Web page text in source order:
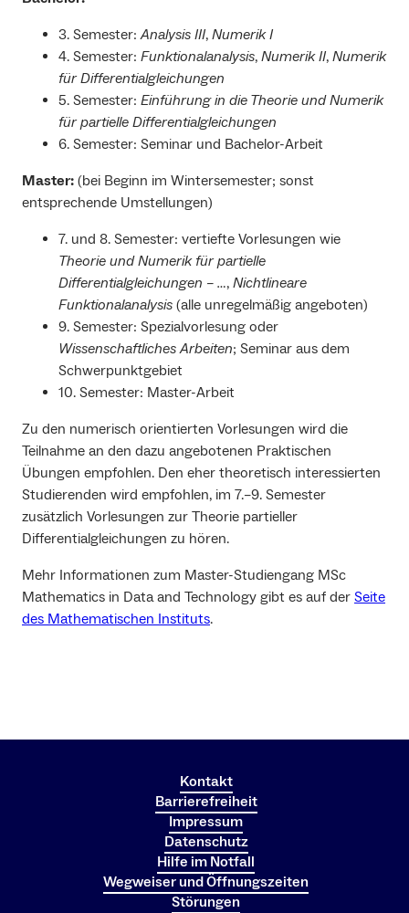
3. Semester:Analysis III, Numerik I
4. Semester: Funktionalanalysis, Numerik II, Numerik
für Differentialgleichungen
5. Semester: Einführung in die Theorie und Numerik
für partielle Differentialgleichungen
6. Semester: Seminar und Bachelor-Arbeit
Master: (bei Beginn im Wintersemester; sonst
entsprechende Umstellungen)
7. und 8. Semester: vertiefte Vorlesungen wie
Theorie und Numerik für partielle
Differentialgleichungen – …, Nichtlineare
Funktionalanalysis (alle unregelmäßig angeboten)
9. Semester: Spezialvorlesung oder
Wissenschaftliches Arbeiten; Seminar aus dem
Schwerpunktgebiet
10. Semester: Master-Arbeit
Zu den numerisch orientierten Vorlesungen wird die
Teilnahme an den dazu angebotenen Praktischen
Übungen empfohlen. Den eher theoretisch interessierten
Studierenden wird empfohlen, im 7.–9. Semester
zusätzlich Vorlesungen zur Theorie partieller
Differentialgleichungen zu hören.
Mehr Informationen zum Master-Studiengang MSc
Mathematics in Data and Technology gibt es auf der Seite
des Mathematischen Instituts.
Kontakt
Barrierefreiheit
Impressum
Datenschutz
Hilfe im Notfall
Wegweiser und Öffnungszeiten
Störungen